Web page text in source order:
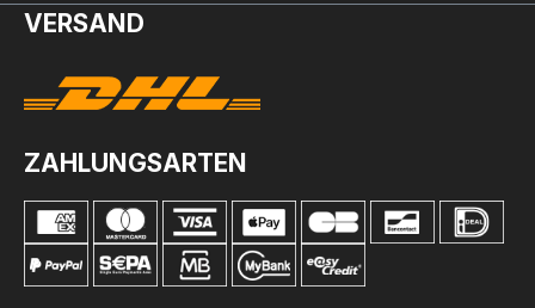
VERSAND
ZAHLUNGSARTEN